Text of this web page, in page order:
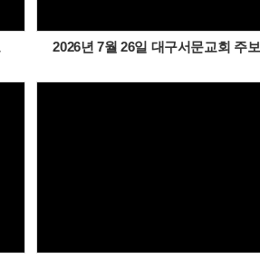
2026년 7월 26일 대구서문교회 주보